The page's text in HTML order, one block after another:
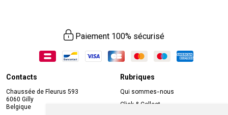
Paiement 100% sécurisé
Contacts
Chaussée de Fleurus 593
6060 Gilly
Belgique
Rubriques
Qui sommes-nous
Click & Collect